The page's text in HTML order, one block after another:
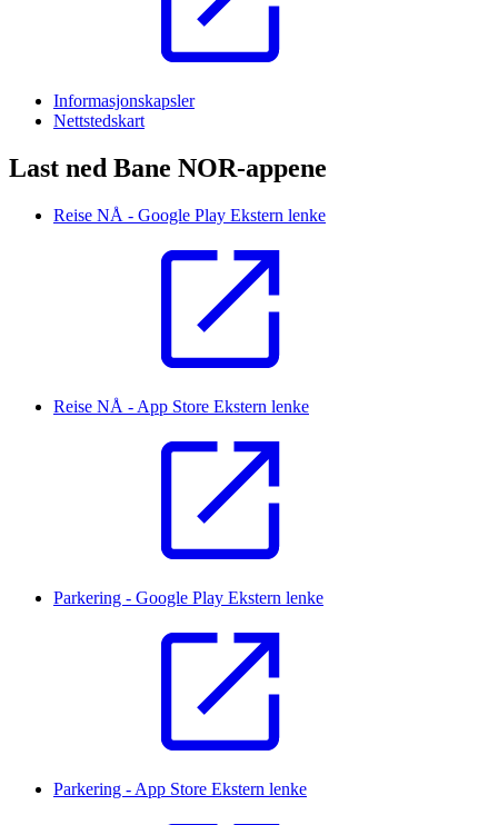
Informasjonskapsler
Nettstedskart
Last ned Bane NOR-appene
Reise NÅ - Google Play Ekstern lenke
Reise NÅ - App Store Ekstern lenke
Parkering - Google Play Ekstern lenke
Parkering - App Store Ekstern lenke